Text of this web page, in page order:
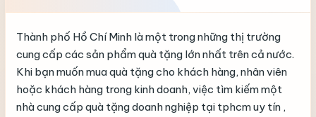
Thành phố Hồ Chí Minh là một trong những thị trường
cung cấp các sản phẩm quà tặng lớn nhất trên cả nước.
Khi bạn muốn mua quà tặng cho khách hàng, nhân viên
hoặc khách hàng trong kinh doanh, việc tìm kiếm một
nhà cung cấp quà tặng doanh nghiệp tại tphcm uy tín ,